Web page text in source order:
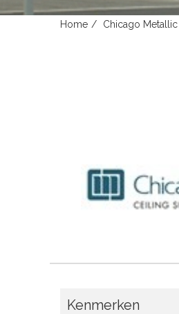
Home Chicago
Kenmerken